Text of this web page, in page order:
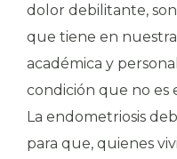
dolor debilitante,
que tiene en nuestra
académica y
condición que no es
La endometriosis
para que, quienes